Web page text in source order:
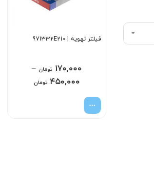
فیلتر تهویه | 971332E210
۱۷۰,۰۰۰ تومان –
۴۵۰,۰۰۰ تومان